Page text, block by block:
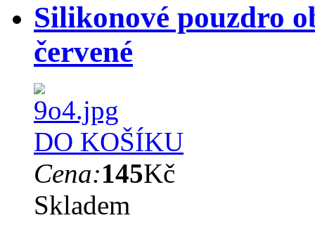
Silikonové pouzdro
červené
DO KOŠÍKU
Cena:145Kč
Skladem